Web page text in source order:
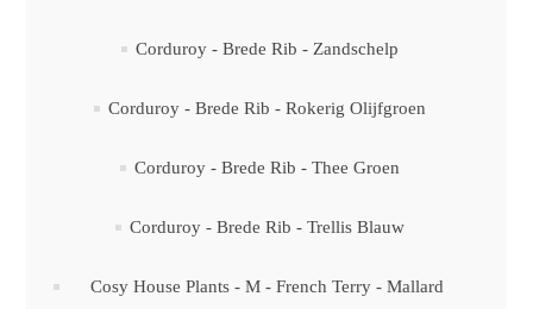
Corduroy - Brede Rib - Zandschelp
Corduroy - Brede Rib - Rokerig Olijfgroen
Corduroy - Brede Rib - Thee Groen
Corduroy - Brede Rib - Trellis Blauw
Cosy House Plants - M - French Terry - Mallard